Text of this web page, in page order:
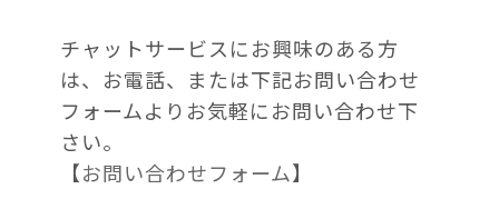
チャットサービスにお興味のある方
は、お電話、または下記お問い合わせ
フォームよりお気軽にお問い合わせ下
さい。
【お問い合わせフォーム】